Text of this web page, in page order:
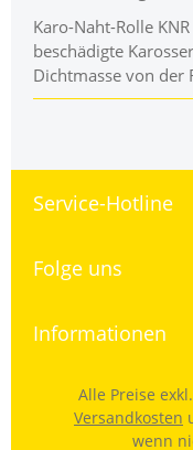
Karo-Naht-Rolle
beschädigte
Dichtmasse von der
Service-Hotline
Folge uns
Informationen
Alle Preise
Versandkosten
wenn